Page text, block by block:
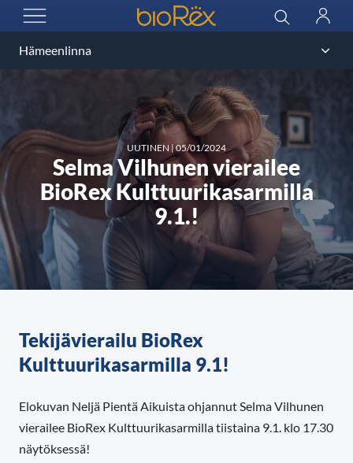
AVAA VALIKKO
BioRex Cinemas Haku
UUTINEN |05/01/2024
Selma Vilhunen vierailee
BioRex Kulttuurikasarmilla
9.1.!
Tekijävierailu BioRex
Kulttuurikasarmilla 9.1!
Elokuvan Neljä Pientä Aikuista ohjannut Selma Vilhunen
vierailee BioRex Kulttuurikasarmilla tiistaina 9.1. klo 17.30
näytöksessä!